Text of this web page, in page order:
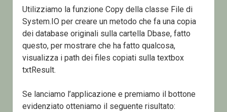
Utilizziamo la funzione Copy della classe File di
System.IO per creare un metodo che fa una copia
dei database originali sulla cartella Dbase, fatto
questo, per mostrare che ha fatto qualcosa,
visualizza i path dei files copiati sulla textbox
txtResult.
Se lanciamo l’applicazione e premiamo il bottone
evidenziato otteniamo il seguente risultato: